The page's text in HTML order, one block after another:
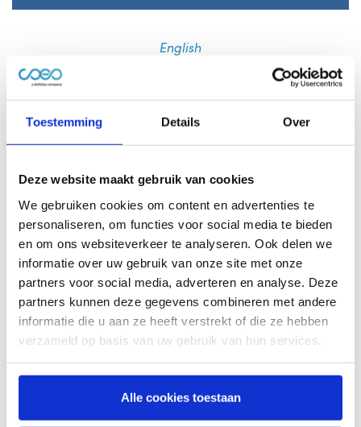
Toestemming Details Over
Deze website maakt gebruik van cookies
We gebruiken cookies om content en advertenties te
personaliseren, om functies voor social media te bieden
en om ons websiteverkeer te analyseren. Ook delen we
informatie over uw gebruik van onze site met onze
partners voor social media, adverteren en analyse. Deze
partners kunnen deze gegevens combineren met andere
informatie die u aan ze heeft verstrekt of die ze hebben
verzameld op basis van uw gebruik van hun services.
Alle cookies toestaan
English
coeo achieves Socially
Responsible Debt
certification
Ghent, April 2026 – coeo has obtained theSocially
Responsible Debt Collection (SVI) certification. Although
this certification originates from the Netherlands, its
impact extends beyond national borders. Within the
Belgian organization as well, this recognition marks an
important step in the further professionalization of
socially responsible and future-proof debt collection.